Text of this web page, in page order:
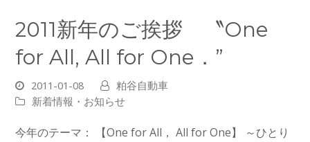
2011新年のご挨拶 〝One
for All, All for One．”
2011-01-08
粕谷自動車
新着情報・お知らせ
今年のテーマ： 【One for All， All for One】 ～ひとり